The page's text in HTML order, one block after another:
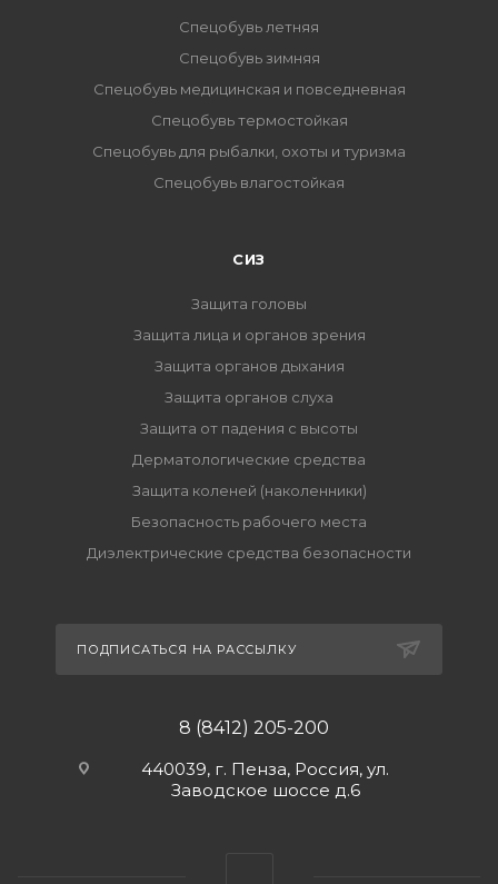
Спецобувь летняя
Спецобувь зимняя
Спецобувь медицинская и повседневная
Спецобувь термостойкая
Спецобувь для рыбалки, охоты и туризма
Спецобувь влагостойкая
СИЗ
Защита головы
Защита лица и органов зрения
Защита органов дыхания
Защита органов слуха
Защита от падения с высоты
Дерматологические средства
Защита коленей (наколенники)
Безопасность рабочего места
Диэлектрические средства безопасности
ПОДПИСАТЬСЯ НА РАССЫЛКУ
8 (8412) 205-200
440039, г. Пенза, Россия, ул.
Заводское шоссе д.6